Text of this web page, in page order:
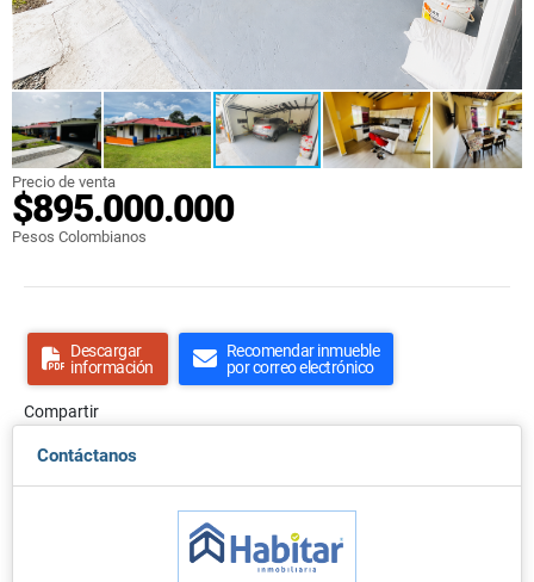
Precio de venta
$895.000.000
Pesos Colombianos
Descargar
información
Recomendar inmueble
por correo electrónico
Compartir
Contáctanos